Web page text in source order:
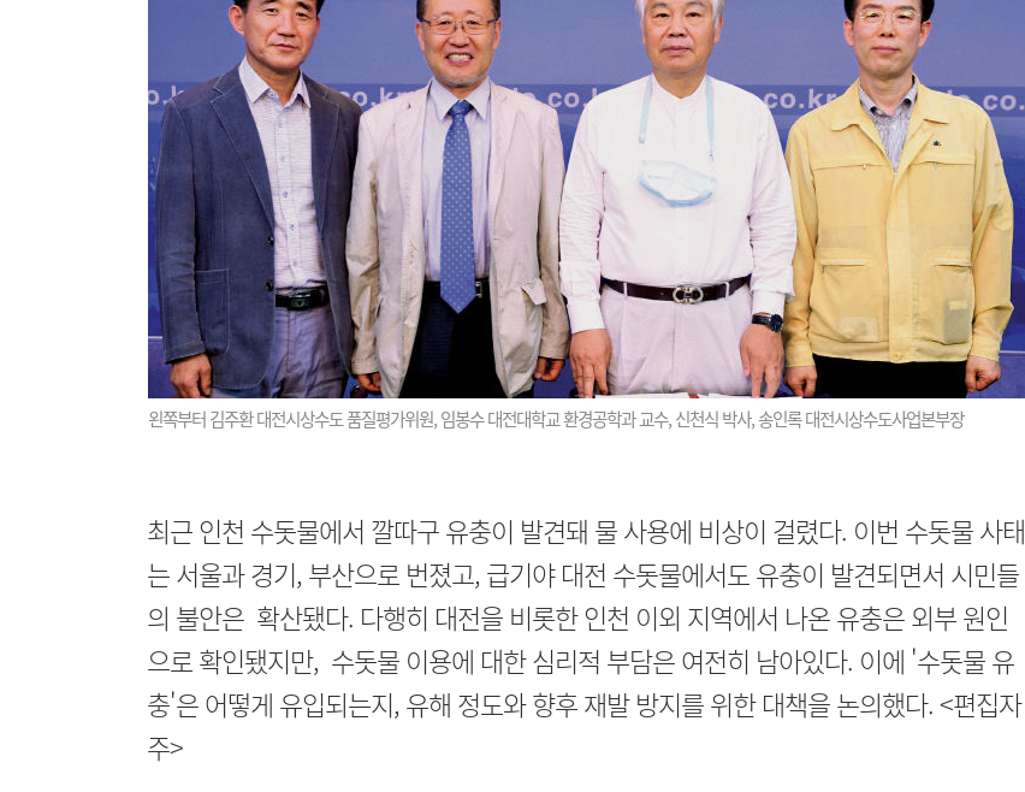
왼쪽부터 김주환 대전시상수도 품질평가위원, 임봉수 대전대학교 환경공학과 교수, 신천식 박사, 송인록 대전시상수도사업본부장
최근 인천 수돗물에서 깔따구 유충이 발견돼 물 사용에 비상이 걸렸다. 이번 수돗물 사태
는 서울과 경기, 부산으로 번졌고, 급기야 대전 수돗물에서도 유충이 발견되면서 시민들
의 불안은 확산됐다. 다행히 대전을 비롯한 인천 이외 지역에서 나온 유충은 외부 원인
으로 확인됐지만, 수돗물 이용에 대한 심리적 부담은 여전히 남아있다. 이에 '수돗물 유
충'은 어떻게 유입되는지, 유해 정도와 향후 재발 방지를 위한 대책을 논의했다. <편집자
주>